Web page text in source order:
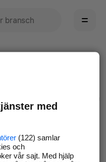
kan avhjälpa det.
och försök igen
med
(122) samlar
och
vår sajt. Med hjälp